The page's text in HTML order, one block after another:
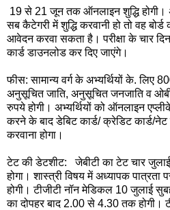
19 से 21 जून तक ऑनलाइन शुद्धि होगी।
सब कैटेगरी में शुद्धि करवानी हो तो वह
आवेदन करवा सकता है। परीक्षा के चार
कार्ड डाउनलोड कर दिए जाएंगे।
फीस: सामान्य वर्ग के अभ्यर्थियों के. लिए
अनुसूचित जाति, अनुसूचित जनजाति व
रुपये होगी। अभ्यर्थियों को ऑनलाइन
करने के बाद डेबिट कार्ड/ क्रेडिट कार्ड/
करवाना होगा।
टेट की डेटशीट: जेबीटी का टेट चार
होगा। शास्त्री विषय में अध्यापक पात्रता
होगी। टीजीटी नॉन मेडिकल 10 जुलाई
का दोपहर बाद 2.00 से 4.30 तक होगी।